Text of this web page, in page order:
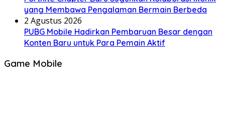
yang Membawa Pengalaman Bermain Berbeda
2 Agustus 2026
PUBG Mobile Hadirkan Pembaruan Besar dengan
Konten Baru untuk Para Pemain Aktif
Game Mobile